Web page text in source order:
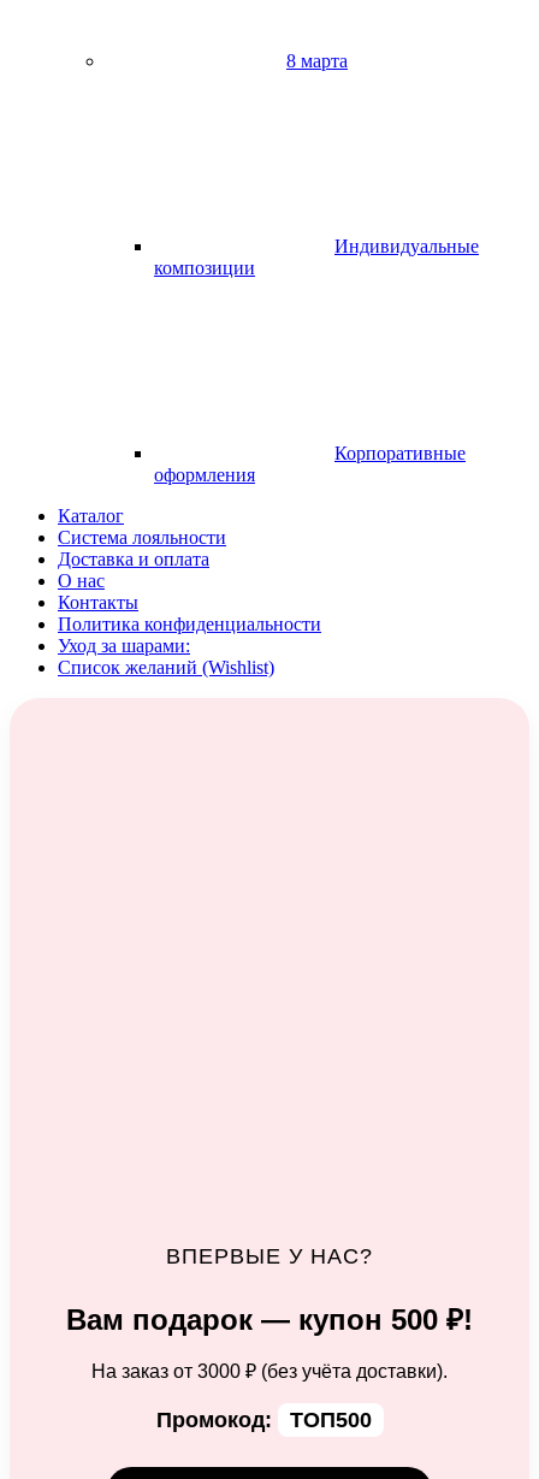
8 марта
Индивидуальные
композиции
Корпоративные
оформления
Каталог
Система лояльности
Доставка и оплата
О нас
Контакты
Политика конфиденциальности
Уход за шарами:
Список желаний (Wishlist)
ВПЕРВЫЕ У НАС?
Вам подарок — купон 500 ₽!
На заказ от 3000 ₽ (без учёта доставки).
Промокод: ТОП500